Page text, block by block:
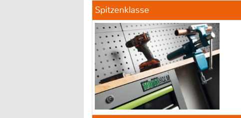
Spitzenklasse